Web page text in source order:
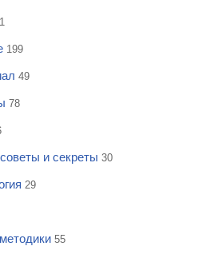
199
49
78
и секреты 30
29
55